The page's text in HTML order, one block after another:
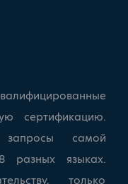
сертификацию.
запросы самой
разных языках.
только